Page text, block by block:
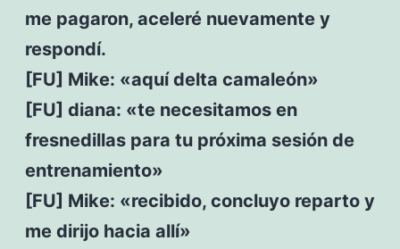
me pagaron, aceleré nuevamente y
respondí.
[FU] Mike: «aquí delta camaleón»
[FU] diana: «te necesitamos en
fresnedillas para tu próxima sesión de
entrenamiento»
[FU] Mike: «recibido, concluyo reparto y
me dirijo hacia allí»